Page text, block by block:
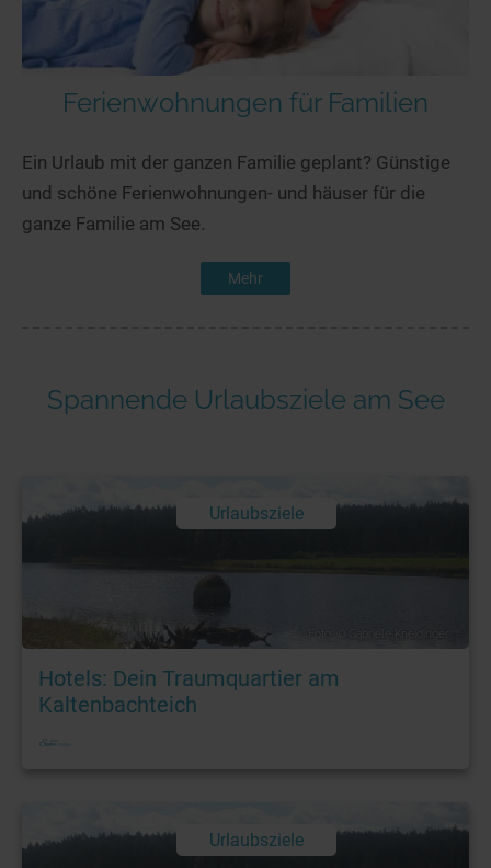
Ferienwohnungen für Familien
Ein Urlaub mit der ganzen Familie geplant? Günstige
und schöne Ferienwohnungen- und häuser für die
ganze Familie am See.
Mehr
Spannende Urlaubsziele am See
Urlaubsziele
Hotels: Dein Traumquartier am
Kaltenbachteich
Urlaubsziele